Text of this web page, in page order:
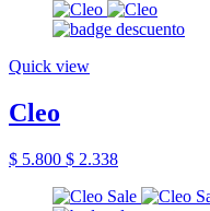
Quick view
Cleo
$ 5.800 $ 2.338